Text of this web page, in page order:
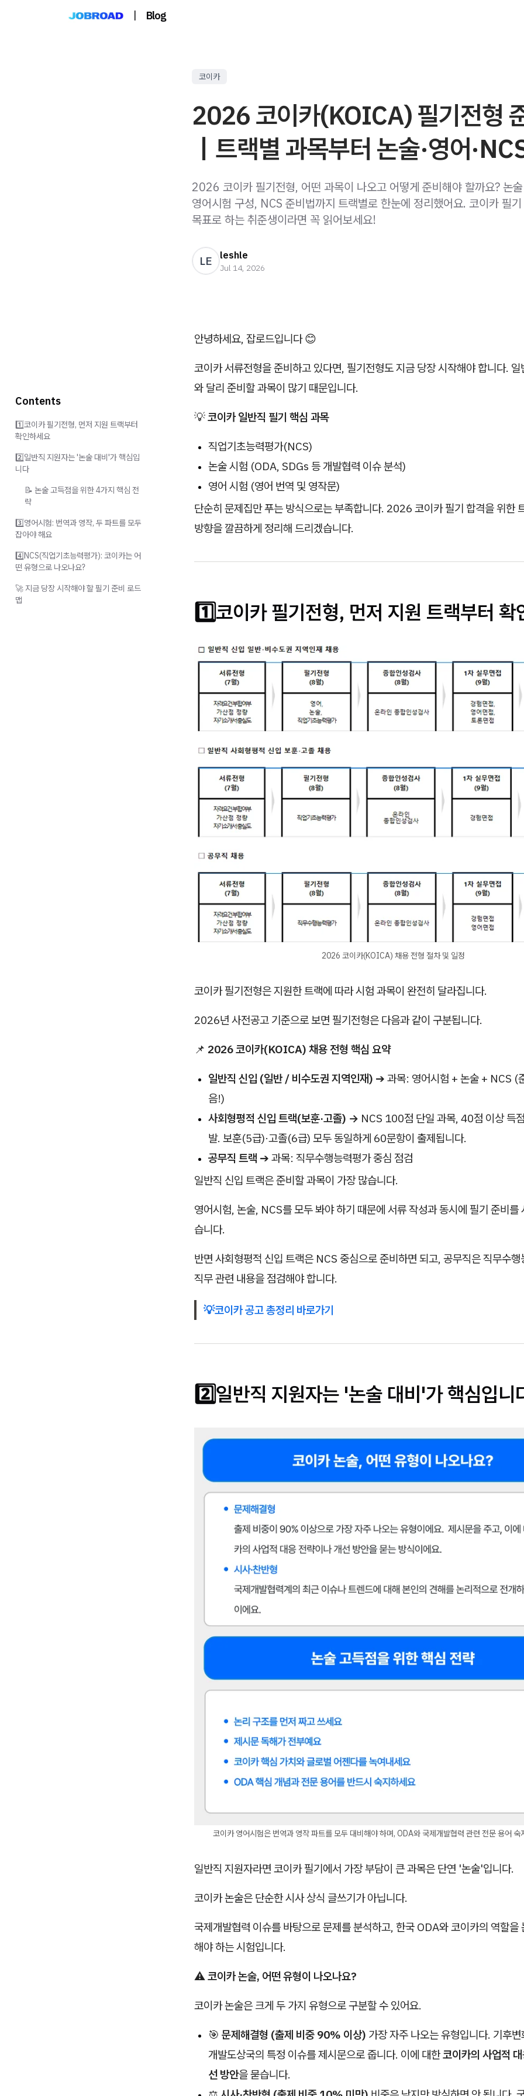
| Blog
코이카
2026 코이카(KOICA) 필기전형
｜트랙별 과목부터 논술·영어
2026 코이카 필기전형, 어떤 과목이 나오고 어떻게 준비해야 할까요? 논
영어시험 구성, NCS 준비법까지 트랙별로 한눈에 정리했어요. 코이카 필
목표로 하는 취준생이라면 꼭 읽어보세요!
LE leshle
Jul 14, 2026
안녕하세요, 잡로드입니다 😊
코이카 서류전형을 준비하고 있다면, 필기전형도 지금 당장 시작해야 합니다.
와 달리 준비할 과목이 많기 때문입니다.
💡코이카 일반직 필기 핵심 과목
직업기초능력평가(NCS)
논술 시험 (ODA, SDGs 등 개발협력 이슈 분석)
영어 시험 (영어 번역 및 영작문)
단순히 문제집만 푸는 방식으로는 부족합니다. 2026 코이카 필기 합격을 위한
방향을 깔끔하게 정리해 드리겠습니다.
1️⃣코이카 필기전형, 먼저 지원 트랙부터 확
2026 코이카(KOICA) 채용 전형 절차 및 일정
코이카 필기전형은 지원한 트랙에 따라 시험 과목이 완전히 달라집니다.
2026년 사전공고 기준으로 보면 필기전형은 다음과 같이 구분됩니다.
📌 2026 코이카(KOICA) 채용 전형 핵심 요약
일반직 신입 (일반 / 비수도권 지역인재) ➔ 과목: 영어시험 + 논술 + NCS (
음!)
사회형평적 신입 트랙(보훈·고졸) → NCS 100점 단일 과목, 40점 이상 득
발. 보훈(5급)·고졸(6급) 모두 동일하게 60문항이 출제됩니다.
공무직 트랙 ➔ 과목: 직무수행능력평가 중심 점검
일반직 신입 트랙은 준비할 과목이 가장 많습니다.
영어시험, 논술, NCS를 모두 봐야 하기 때문에 서류 작성과 동시에 필기 준비를
습니다.
반면 사회형평적 신입 트랙은 NCS 중심으로 준비하면 되고, 공무직은 직무수
직무 관련 내용을 점검해야 합니다.
💡코이카 공고 총정리 바로가기
2️⃣일반직 지원자는 '논술 대비'가 핵심입니
코이카 영어시험은 번역과 영작 파트를 모두 대비해야 하며, ODA와 국제개발협력 관련 전문 용어 숙
일반직 지원자라면 코이카 필기에서 가장 부담이 큰 과목은 단연 '논술'입니다.
코이카 논술은 단순한 시사 상식 글쓰기가 아닙니다.
국제개발협력 이슈를 바탕으로 문제를 분석하고, 한국 ODA와 코이카의 역할을
해야 하는 시험입니다.
⚠️코이카 논술, 어떤 유형이 나오나요?
코이카 논술은 크게 두 가지 유형으로 구분할 수 있어요.
🎯 문제해결형 (출제 비중 90% 이상) 가장 자주 나오는 유형입니다. 기후
개발도상국의 특정 이슈를 제시문으로 줍니다. 이에 대한코이카의 사업적
선 방안을 묻습니다.
Contents
1️⃣코이카 필기전형, 먼저 지원 트랙부터
확인하세요
2️⃣일반직 지원자는 '논술 대비'가 핵심입
니다
📝 논술 고득점을 위한 4가지 핵심 전
략
3️⃣영어시험: 번역과 영작, 두 파트를 모두
잡아야 해요
4️⃣NCS(직업기초능력평가): 코이카는 어
떤 유형으로 나오나요?
🚀 지금 당장 시작해야 할 필기 준비 로드
맵